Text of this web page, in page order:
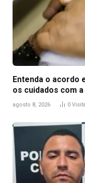
Entenda o
os cuidados com
agosto 8, 2026 0